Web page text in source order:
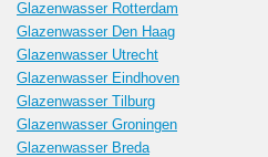
Glazenwasser Rotterdam
Glazenwasser Den Haag
Glazenwasser Utrecht
Glazenwasser Eindhoven
Glazenwasser Tilburg
Glazenwasser Groningen
Glazenwasser Breda